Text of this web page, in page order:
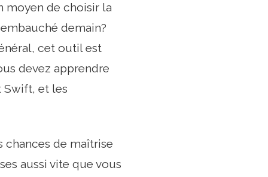
moyen de choisir la
demain?
cet outil est
devez apprendre
Swift, et les
chances de maîtrise
aussi vite que vous